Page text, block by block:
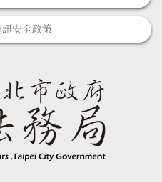
安全政策